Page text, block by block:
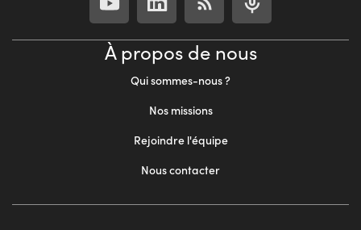
À propos de nous
Qui sommes-nous ?
Nos missions
Rejoindre l'équipe
Nous contacter